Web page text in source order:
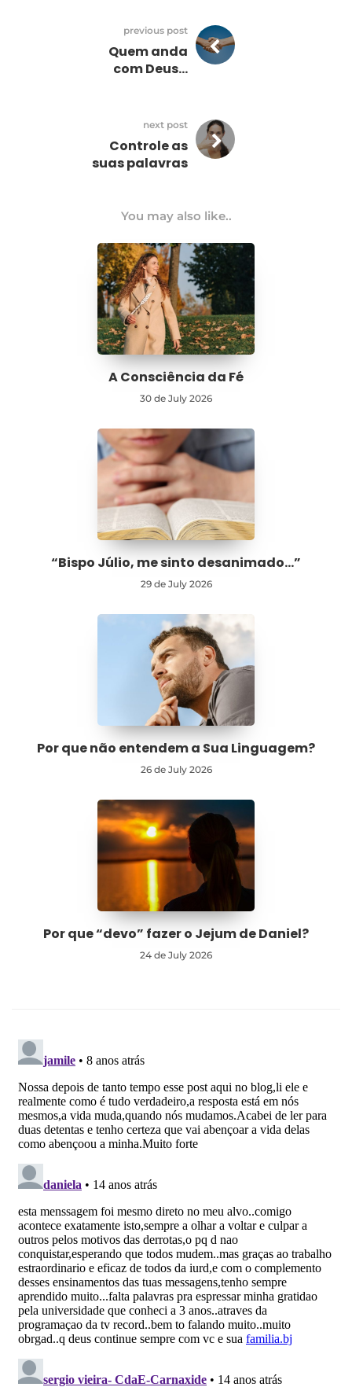
previous post
Quem anda
com Deus…
next post
Controle as
suas palavras
You may also like..
A Consciência da Fé
30 de July 2026
“Bispo Júlio, me sinto desanimado…”
29 de July 2026
Por que não entendem a Sua Linguagem?
26 de July 2026
Por que “devo” fazer o Jejum de Daniel?
24 de July 2026